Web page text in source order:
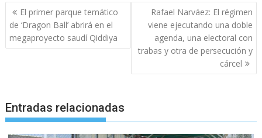
Navegación
de
entradas
El primer parque temático
de ‘Dragon Ball’ abrirá en el
megaproyecto saudí Qiddiya
Rafael Narváez: El régimen
viene ejecutando una doble
agenda, una electoral con
trabas y otra de persecución y
cárcel
Entradas relacionadas